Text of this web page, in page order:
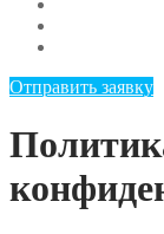
Отправить заявку